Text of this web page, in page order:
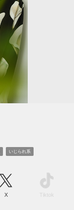
いじられ系
X Tiktok